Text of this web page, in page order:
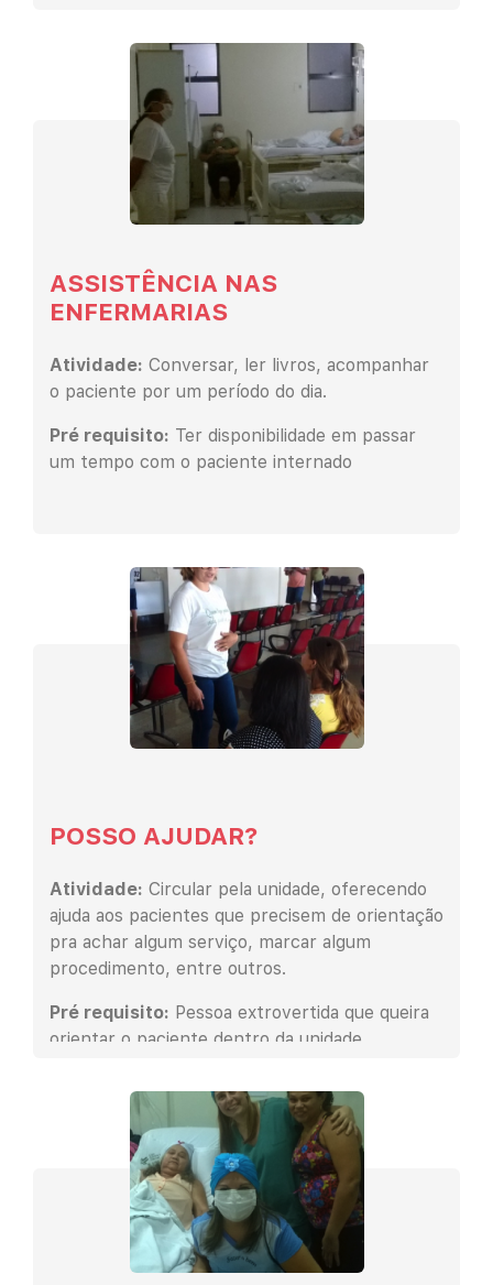
ASSISTÊNCIA NAS
ENFERMARIAS
Atividade: Conversar, ler livros, acompanhar
o paciente por um período do dia.
Pré requisito: Ter disponibilidade em passar
um tempo com o paciente internado
POSSO AJUDAR?
Atividade: Circular pela unidade, oferecendo
ajuda aos pacientes que precisem de orientação
pra achar algum serviço, marcar algum
procedimento, entre outros.
Pré requisito: Pessoa extrovertida que queira
orientar o paciente dentro da unidade